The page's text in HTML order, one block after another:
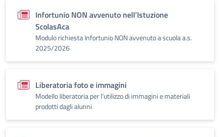
Infortunio NON avvenuto nell’Istuzione
ScolasAca
Modulo richiesta Infortunio NON avvenuto a scuola a.s.
2025/2026
Liberatoria foto e immagini
Modello liberatoria per l’utilizzo di immagini e materiali
prodotti dagli alunni